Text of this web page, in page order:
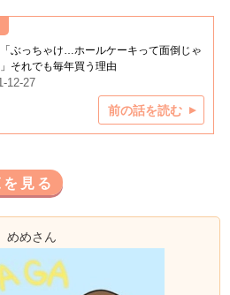
ぶっちゃけ…ホールケーキって面倒じゃ
それでも毎年買う理由
12-27
前の話を読む
見る
めめさん